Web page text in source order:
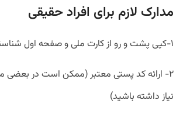
مدارک لازم برای افراد حقیقی
۱-کپی پشت و رو از کارت ملی و صفحه اول شناسنامه
۲- ارائه کد پستی معتبر (ممکن است در بعضی
نیاز داشته باشید)